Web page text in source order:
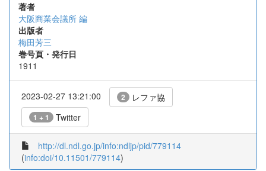
著者
大阪商業会議所 編
出版者
梅田芳三
巻号頁・発行日
1911
2023-02-27 13:21:00 2 レファ協
1 + 1 Twitter
http://dl.ndl.go.jp/info:ndljp/pid/779114
(info:doi/10.11501/779114)